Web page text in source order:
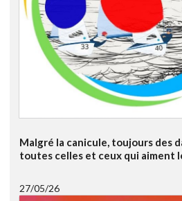
Malgré la canicule, toujours des
toutes celles et ceux qui aiment
27/05/26